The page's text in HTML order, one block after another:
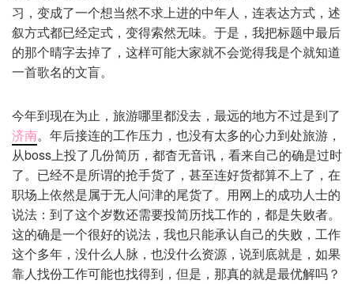
习，变成了一个想当然不求上进的中年人，连表达方式，述
叙方式都已经定式，变得索然无味。于是，我把标题中最后
的那个晴字去掉了，这样可能大家就不会觉得我是个就知道
一首歌名的文盲。
今年到现在为止，旅游哪里都没去，最远的地方不过是到了
济南。年后接连的工作压力，也没有太多的心力到处旅游，
从boss上投了几份简历，都杳无音讯，看来自己的确是过时
了。已经不是所谓的抢手货了，甚至连好货都算不上了，在
职场上依然是属于无人问津的尾货了。用网上的成功人士的
说法：到了这个岁数还需要投简历找工作的，都是失败者。
这的确是一个很好的说法，我也只能承认自己的失败，工作
这个多年，没什么人脉，也没什么资源，说到底就是，如果
靠人找份工作可能也找得到，但是，那真的就是最优解吗？